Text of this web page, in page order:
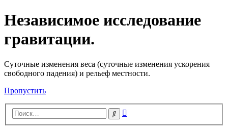
Независимое исследование
гравитации.
Cуточные изменения веса (суточные изменения ускорения
свободного падения) и рельеф местности.
Пропустить
Поиск